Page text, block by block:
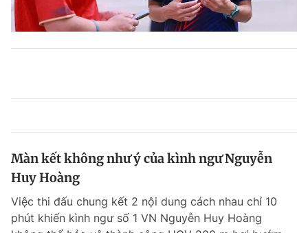
Màn kết không như ý của kình ngư Nguyễn
Huy Hoàng
Việc thi đấu chung kết 2 nội dung cách nhau chỉ 10
phút khiến kình ngư số 1 VN Nguyễn Huy Hoàng